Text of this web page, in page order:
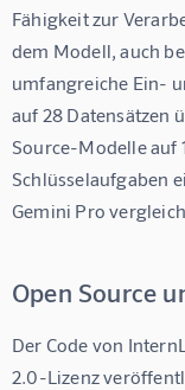
Fähigkeit zur
dem Modell, auch
umfangreiche Ein-
auf 28 Datensätzen
Source-Modelle auf
Schlüsselaufgaben
Gemini Pro
Open Source
Der Code von
2.0-Lizenz